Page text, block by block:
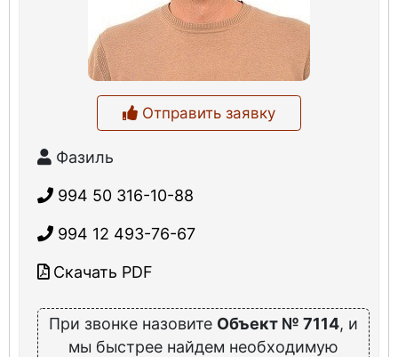
Отправить заявку
Фазиль
994 50 316-10-88
994 12 493-76-67
Скачать PDF
При звонке назовите Объект № 7114, и
мы быстрее найдем необходимую